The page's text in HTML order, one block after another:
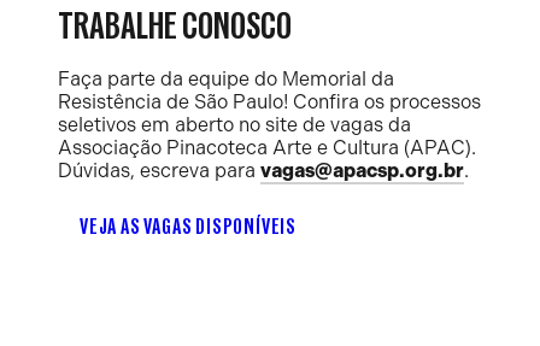
TRABALHE CONOSCO
Faça parte da equipe do Memorial da
Resistência de São Paulo! Confira os processos
seletivos em aberto no site de vagas da
Associação Pinacoteca Arte e Cultura (APAC).
Dúvidas, escreva para vagas@apacsp.org.br.
VEJA AS VAGAS DISPONÍVEIS